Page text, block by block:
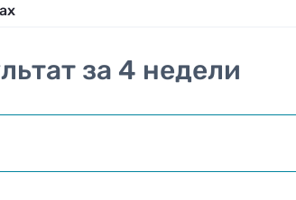
за 4 недели